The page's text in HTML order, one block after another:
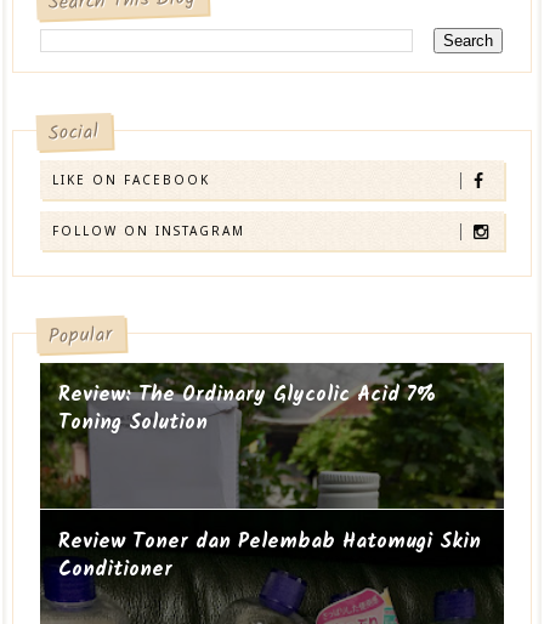
Social
LIKE ON FACEBOOK
FOLLOW ON INSTAGRAM
Popular
Review: The Ordinary Glycolic Acid 7%
Toning Solution
Review Toner dan Pelembab Hatomugi Skin
Conditioner